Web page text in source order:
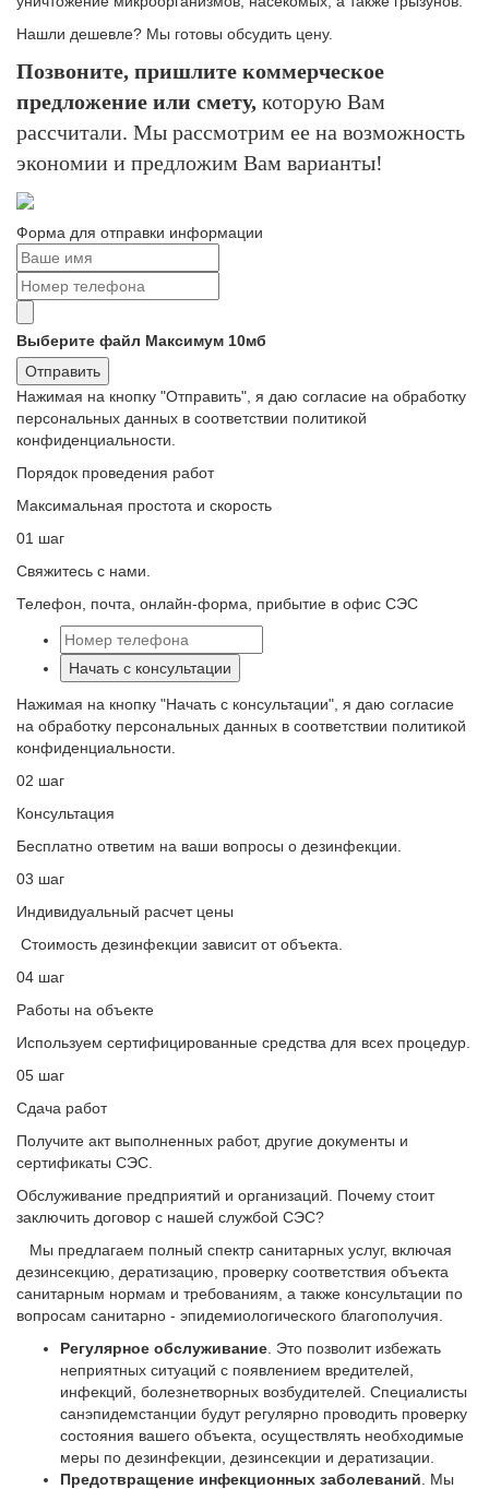
Нашли дешевле? Мы готовы обсудить цену.
Позвоните, пришлите коммерческое
предложение или смету, которую Вам
рассчитали. Мы рассмотрим ее на возможность
экономии и предложим Вам варианты!
Форма для отправки информации
Выберите файл Максимум 10мб
Отправить
Нажимая на кнопку "Отправить", я даю согласие на обработку
персональных данных в соответствии политикой
конфиденциальности.
Порядок проведения работ
Максимальная простота и скорость
01 шаг
Свяжитесь с нами.
Телефон, почта, онлайн-форма, прибытие в офис СЭС
Начать с консультации
Нажимая на кнопку "Начать с консультации", я даю согласие
на обработку персональных данных в соответствии политикой
конфиденциальности.
02 шаг
Консультация
Бесплатно ответим на ваши вопросы о дезинфекции.
03 шаг
Индивидуальный расчет цены
Стоимость дезинфекции зависит от объекта.
04 шаг
Работы на объекте
Используем сертифицированные средства для всех процедур.
05 шаг
Сдача работ
Получите акт выполненных работ, другие документы и
сертификаты СЭС.
Обслуживание предприятий и организаций. Почему стоит
заключить договор с нашей службой СЭС?
Мы предлагаем полный спектр санитарных услуг, включая
дезинсекцию, дератизацию, проверку соответствия объекта
санитарным нормам и требованиям, а также консультации по
вопросам санитарно - эпидемиологического благополучия.
Регулярное обслуживание . Это позволит избежать
неприятных ситуаций с появлением вредителей,
инфекций, болезнетворных возбудителей. Специалисты
санэпидемстанции будут регулярно проводить проверку
состояния вашего объекта, осуществлять необходимые
меры по дезинфекции, дезинсекции и дератизации.
Предотвращение инфекционных заболеваний . Мы